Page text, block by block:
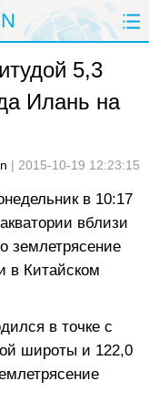
РФ И СНГ
ОБЩЕСТВО
КУЛЬТУРА
ФОТОЛЕНТЫ
5,3
Илань на
| 2015-10-19 12:23:15
в 10:17
вблизи
землетрясение
в Китайском
в точке с
широты и 122,0